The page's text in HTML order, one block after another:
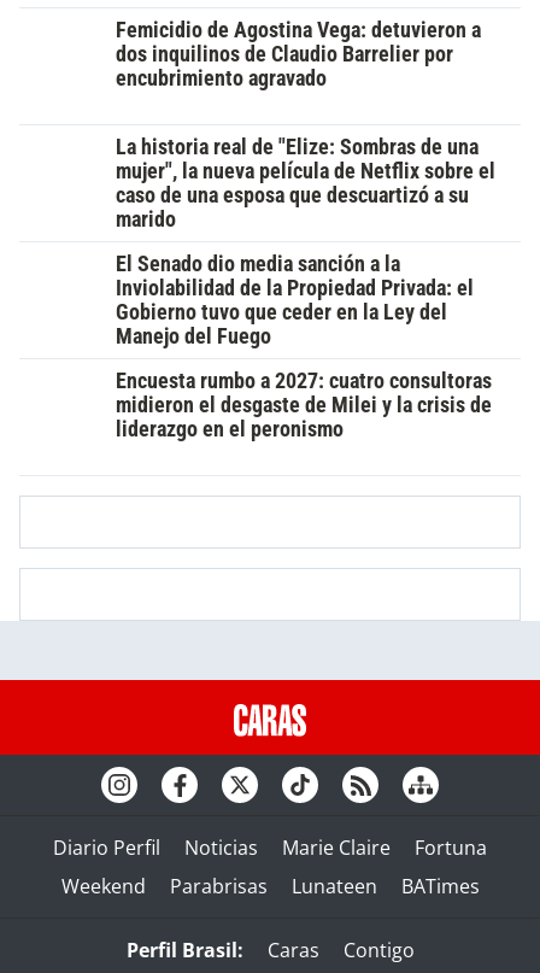
Femicidio de Agostina Vega: detuvieron a
dos inquilinos de Claudio Barrelier por
encubrimiento agravado
La historia real de "Elize: Sombras de una
mujer", la nueva película de Netflix sobre el
caso de una esposa que descuartizó a su
marido
El Senado dio media sanción a la
Inviolabilidad de la Propiedad Privada: el
Gobierno tuvo que ceder en la Ley del
Manejo del Fuego
Encuesta rumbo a 2027: cuatro consultoras
midieron el desgaste de Milei y la crisis de
liderazgo en el peronismo
Weekend
Parabrisas Lunateen BATimes